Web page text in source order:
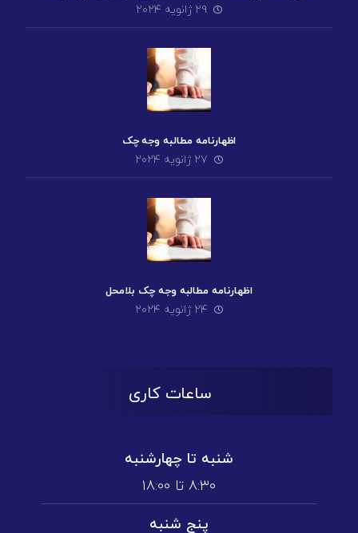
۲۹ ژانویه ۲۰۲۴
اظهارنامه مطالبه وجه چک
۲۷ ژانویه ۲۰۲۴
اظهارنامه مطالبه وجه چک بلامحل
۲۴ ژانویه ۲۰۲۴
ساعات کاری
شنبه تا چهارشنبه
۸:۳۰ تا ۱۸:۰۰
پنج شنبه